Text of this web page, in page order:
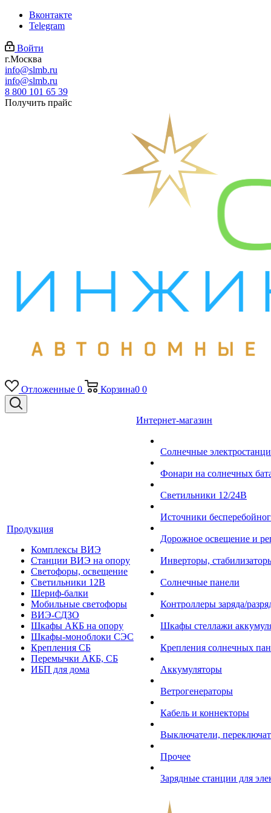
Вконтакте
Telegram
Войти
г.Москва
info@slmb.ru
info@slmb.ru
8 800 101 65 39
Получить прайс
Отложенные 0 Корзина0 0
Продукция
Комплексы ВИЭ
Станции ВИЭ на опору
Светофоры, освещение
Светильники 12В
Шериф-балки
Мобильные светофоры
ВИЭ-СДЗО
Шкафы АКБ на опору
Шкафы-моноблоки СЭС
Крепления СБ
Перемычки АКБ, СБ
ИБП для дома
Интернет-магазин
Солнечные
Фонари на солнечных
Светильники 12/24В
Источники
Дорожное освещение и
Инверторы,
Солнечные панели
Контроллеры заряда/
Шкафы стеллажи
Крепления солнечных
Аккумуляторы
Ветрогенераторы
Кабель и коннекторы
Выключатели,
Прочее
Зарядные станции для